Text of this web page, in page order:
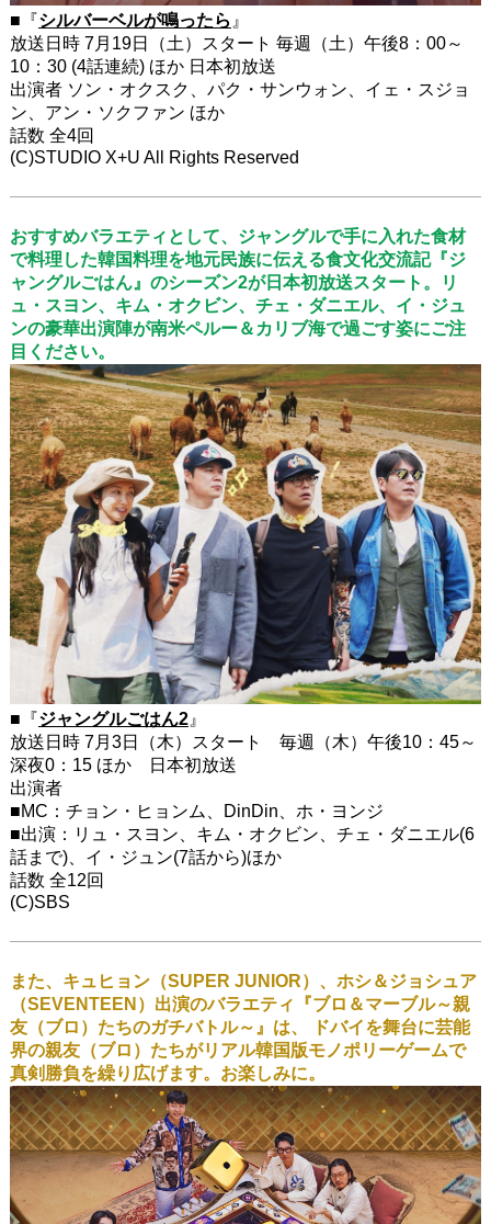
■『シルバーベルが鳴ったら 』
放送日時 7月19日（土）スタート 毎週（土）午後8：00～
10：30 (4話連続) ほか 日本初放送
出演者 ソン・オクスク、パク・サンウォン、イェ・スジョ
ン、アン・ソクファン ほか
話数 全4回
(C)STUDIO X+U All Rights Reserved
おすすめバラエティとして、ジャングルで手に入れた食材
で料理した韓国料理を地元民族に伝える食文化交流記『ジ
ャングルごはん』のシーズン2が日本初放送スタート。リ
ュ・スヨン、キム・オクビン、チェ・ダニエル、イ・ジュ
ンの豪華出演陣が南米ペルー＆カリブ海で過ごす姿にご注
目ください。
■『ジャングルごはん2』
放送日時 7月3日（木）スタート 毎週（木）午後10：45～
深夜0：15 ほか 日本初放送
出演者
■MC：チョン・ヒョンム、DinDin、ホ・ヨンジ
■出演：リュ・スヨン、キム・オクビン、チェ・ダニエル(6
話まで)、イ・ジュン(7話から)ほか
話数 全12回
(C)SBS
また、キュヒョン（SUPER JUNIOR）、ホシ＆ジョシュア
（SEVENTEEN）出演のバラエティ『ブロ＆マーブル～親
友（ブロ）たちのガチバトル～』は、 ドバイを舞台に芸能
界の親友（ブロ）たちがリアル韓国版モノポリーゲームで
真剣勝負を繰り広げます。お楽しみに。